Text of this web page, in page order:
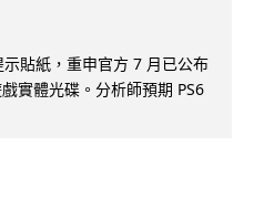
貼紙，重申官方 7 月已公布
實體光碟。分析師預期 PS6